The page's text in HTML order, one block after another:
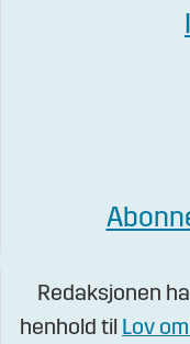
Redaksjonen
henhold til Lov